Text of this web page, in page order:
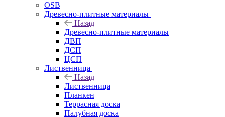
OSB
Древесно-плитные материалы
Назад
Древесно-плитные материалы
ДВП
ДСП
ЦСП
Лиственница
Назад
Лиственница
Планкен
Террасная доска
Палубная доска